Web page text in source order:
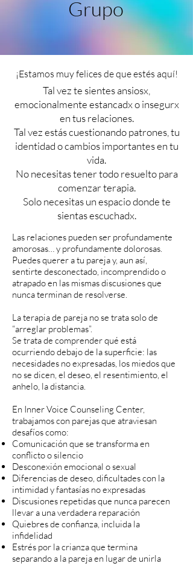
Grupo
¡Estamos muy felices de que estés aquí!
Tal vez te sientes ansiosx,
emocionalmente estancadx o insegurx
en tus relaciones.
Tal vez estás cuestionando patrones, tu
identidad o cambios importantes en tu
vida.
No necesitas tener todo resuelto para
comenzar terapia.
Solo necesitas un espacio donde te
sientas escuchadx.
Las relaciones pueden ser profundamente
amorosas… y profundamente dolorosas.
Puedes querer a tu pareja y, aun así,
sentirte desconectado, incomprendido o
atrapado en las mismas discusiones que
nunca terminan de resolverse.
La terapia de pareja no se trata solo de
“arreglar problemas”.
Se trata de comprender qué está
ocurriendo debajo de la superficie: las
necesidades no expresadas, los miedos que
no se dicen, el deseo, el resentimiento, el
anhelo, la distancia.
En Inner Voice Counseling Center,
trabajamos con parejas que atraviesan
desafíos como:
Comunicación que se transforma en
conflicto o silencio
Desconexión emocional o sexual
Diferencias de deseo, dificultades con la
intimidad y fantasías no expresadas
Discusiones repetidas que nunca parecen
llevar a una verdadera reparación
Quiebres de confianza, incluida la
infidelidad
Estrés por la crianza que termina
separando a la pareja en lugar de unirla